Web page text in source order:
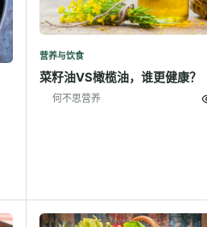
营养与饮食
菜籽油VS橄榄油，谁更健康？
何不思营养